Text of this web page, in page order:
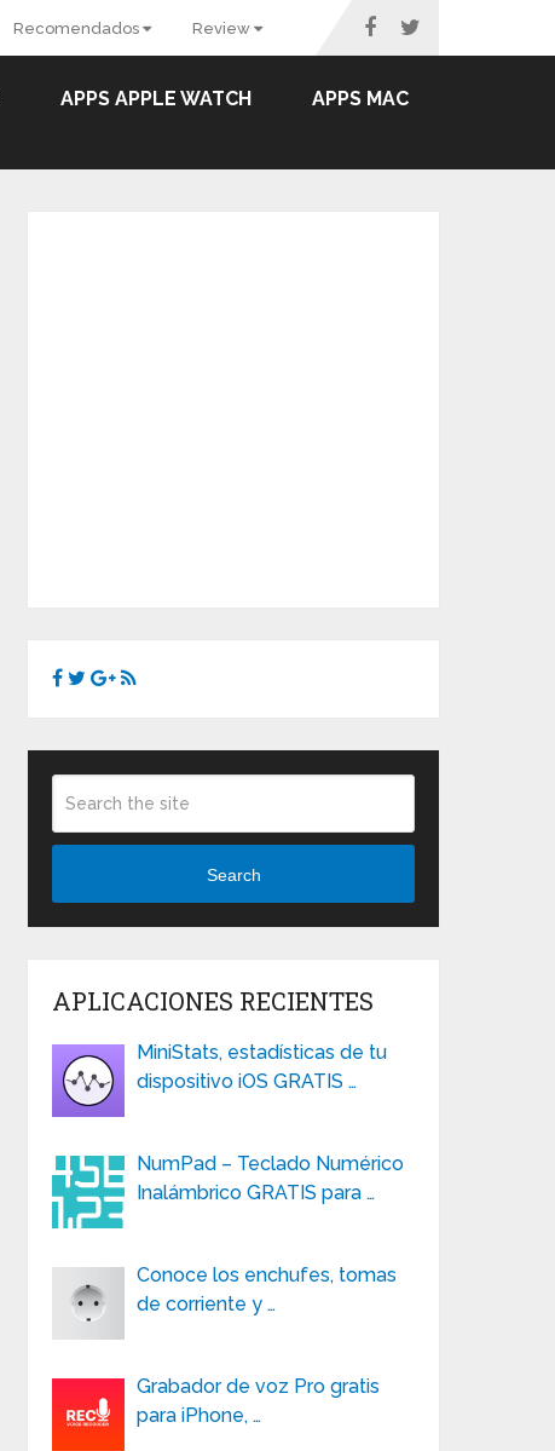
Recomendados Review
APPS APPLE WATCH APPS MAC
Search
APLICACIONES RECIENTES
MiniStats, estadísticas de tu
dispositivo iOS GRATIS …
NumPad – Teclado Numérico
Inalámbrico GRATIS para …
Conoce los enchufes, tomas
de corriente y …
Grabador de voz Pro gratis
para iPhone, …